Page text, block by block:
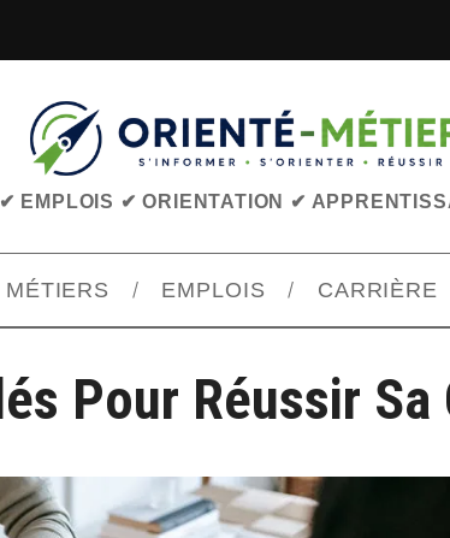
✔ EMPLOIS ✔ ORIENTATION ✔
MÉTIERS EMPLOIS CARRIÈRE
Pour Réussir Sa